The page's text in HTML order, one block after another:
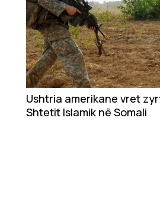
Art Jete
Kulturë
Showbiz
Ekonomi
Ushtria amerikane vret
Shtetit Islamik në Somali